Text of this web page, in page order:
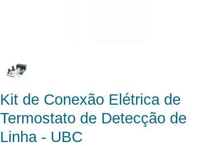
Kit de Conexão Elétrica de
Termostato de Detecção de
Linha - UBC